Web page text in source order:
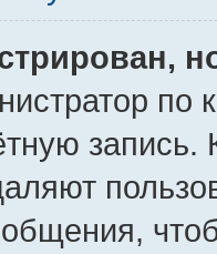
по
запись.